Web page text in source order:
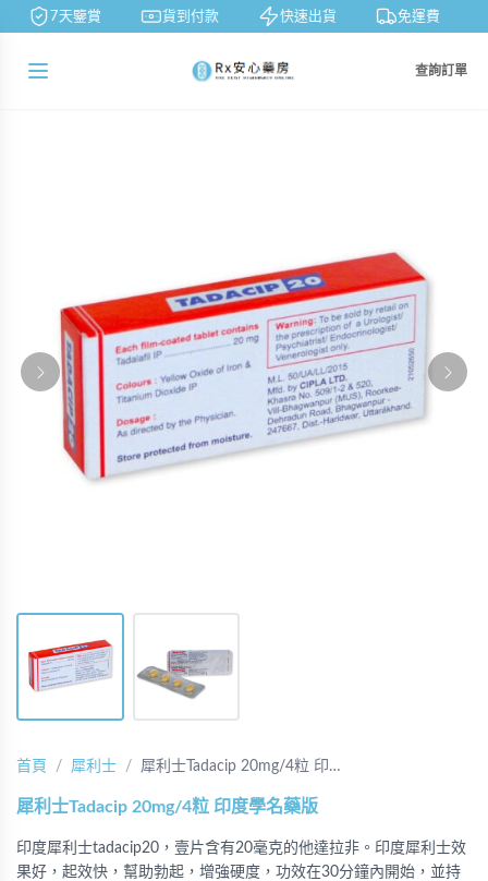
7天鑒賞 貨到付款 快速出貨 免運費
查詢訂單
首頁 犀利士 犀利士Tadacip 20mg/4粒 印…
犀利士Tadacip 20mg/4粒 印度學名藥版
印度犀利士tadacip20，壹片含有20毫克的他達拉非。印度犀利士效
果好，起效快，幫助勃起，增強硬度，功效在30分鐘內開始，並持